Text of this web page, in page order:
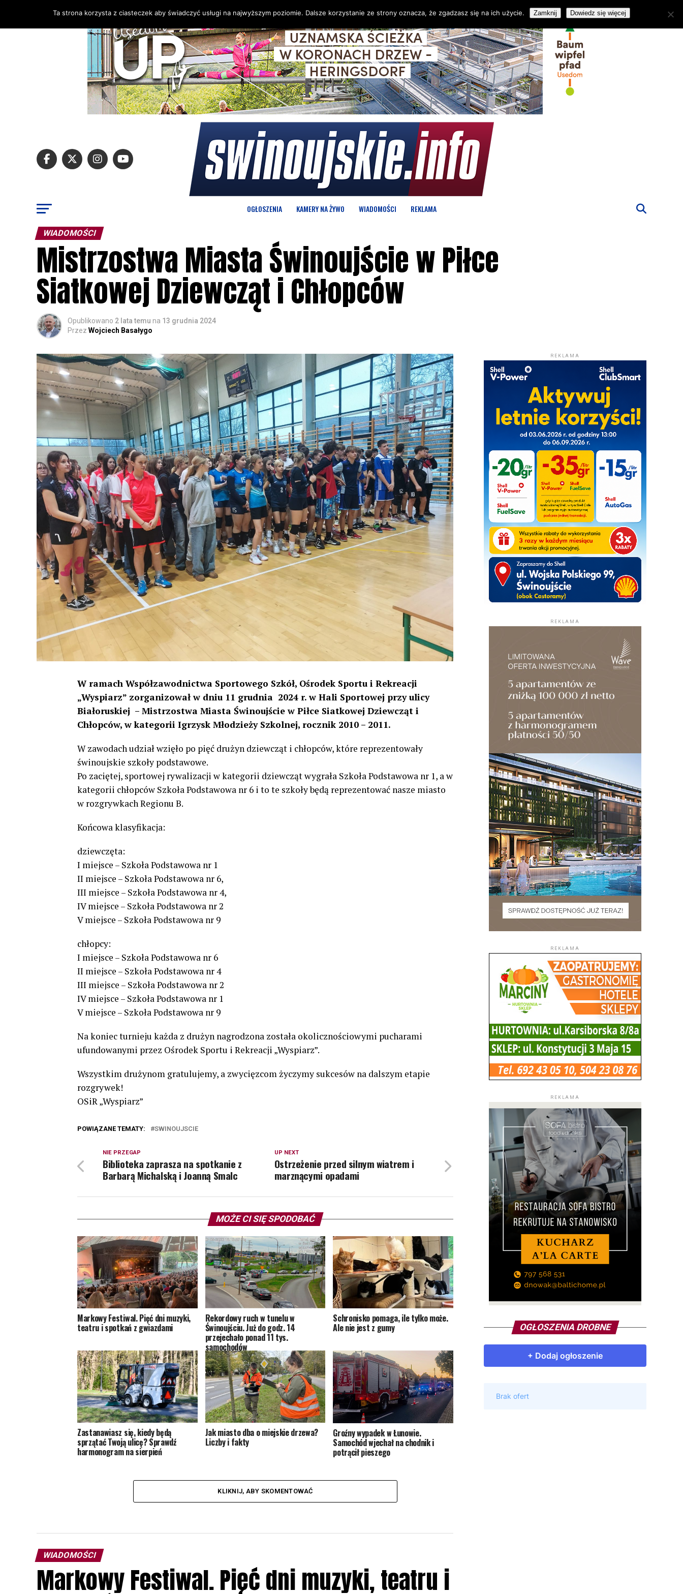
OGŁOSZENIA KAMERY NA ŻYWO WIADOMOŚCI REKLAMA
WIADOMOŚCI
Mistrzostwa Miasta Świnoujście w Piłce
Siatkowej Dziewcząt i Chłopców
Opublikowano 2 lata temu na 13 grudnia 2024
Przez Wojciech Basałygo
W ramach Współzawodnictwa Sportowego Szkół, Ośrodek Sportu i Rekreacji
„Wyspiarz” zorganizował w dniu 11 grudnia 2024 r. w Hali Sportowej przy ulicy
Białoruskiej – Mistrzostwa Miasta Świnoujście w Piłce Siatkowej Dziewcząt i
Chłopców, w kategorii Igrzysk Młodzieży Szkolnej, rocznik 2010 – 2011.
W zawodach udział wzięło po pięć drużyn dziewcząt i chłopców, które reprezentowały
świnoujskie szkoły podstawowe.
Po zaciętej, sportowej rywalizacji w kategorii dziewcząt wygrała Szkoła Podstawowa nr 1, a w
kategorii chłopców Szkoła Podstawowa nr 6 i to te szkoły będą reprezentować nasze miasto
w rozgrywkach Regionu B.
Końcowa klasyfikacja:
dziewczęta:
I miejsce – Szkoła Podstawowa nr 1
II miejsce – Szkoła Podstawowa nr 6,
III miejsce – Szkoła Podstawowa nr 4,
IV miejsce – Szkoła Podstawowa nr 2
V miejsce – Szkoła Podstawowa nr 9
chłopcy:
I miejsce – Szkoła Podstawowa nr 6
II miejsce – Szkoła Podstawowa nr 4
III miejsce – Szkoła Podstawowa nr 2
IV miejsce – Szkoła Podstawowa nr 1
V miejsce – Szkoła Podstawowa nr 9
Na koniec turnieju każda z drużyn nagrodzona została okolicznościowymi pucharami
ufundowanymi przez Ośrodek Sportu i Rekreacji „Wyspiarz”.
Wszystkim drużynom gratulujemy, a zwycięzcom życzymy sukcesów na dalszym etapie
rozgrywek!
OSiR „Wyspiarz”
POWIĄZANE TEMATY: SWINOUJSCIE
UP NEXT
Ostrzeżenie przed silnym wiatrem i
marznącymi opadami
NIE PRZEGAP
Biblioteka zaprasza na spotkanie z
Barbarą Michalską i Joanną Smalc
MOŻE CI SIĘ SPODOBAĆ
Markowy Festiwal. Pięć dni muzyki,
teatru i spotkań z gwiazdami
Rekordowy ruch w tunelu w
Świnoujściu. Już do godz. 14
przejechało ponad 11 tys.
samochodów
Schronisko pomaga, ile tylko może.
Ale nie jest z gumy
Zastanawiasz się, kiedy będą
sprzątać Twoją ulicę? Sprawdź
harmonogram na sierpień
Jak miasto dba o miejskie drzewa?
Liczby i fakty
Groźny wypadek w Łunowie.
Samochód wjechał na chodnik i
potrącił pieszego
KLIKNIJ, ABY SKOMENTOWAĆ
WIADOMOŚCI
Markowy Festiwal. Pięć dni muzyki, teatru i
REKLAMA
REKLAMA
REKLAMA
REKLAMA
OGŁOSZENIA DROBNE
Ta strona korzysta z ciasteczek aby świadczyć usługi na najwyższym poziomie. Dalsze korzystanie ze strony oznacza, że zgadzasz się na ich użycie. Zamknij Dowiedz się więcej